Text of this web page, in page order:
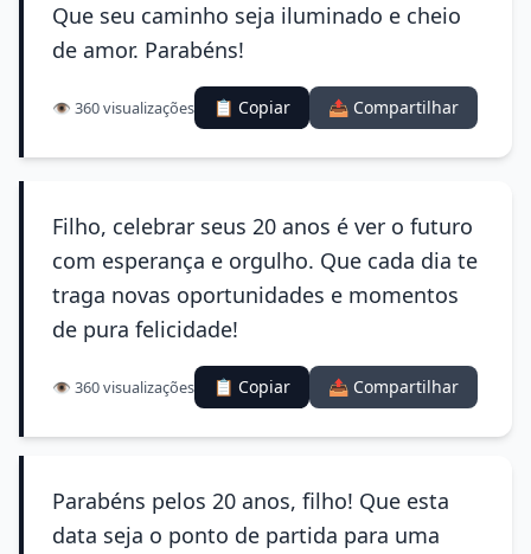
Que seu caminho seja iluminado e cheio
de amor. Parabéns!
👁️ 360 visualizações 📋 Copiar 📤 Compartilhar
Filho, celebrar seus 20 anos é ver o futuro
com esperança e orgulho. Que cada dia te
traga novas oportunidades e momentos
de pura felicidade!
👁️ 360 visualizações 📋 Copiar 📤 Compartilhar
Parabéns pelos 20 anos, filho! Que esta
data seja o ponto de partida para uma